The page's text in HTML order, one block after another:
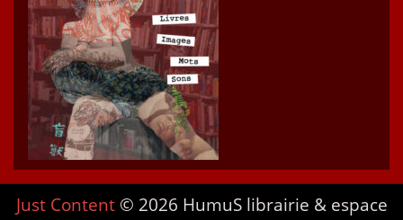
Just Content© 2026 HumuS librairie & espace